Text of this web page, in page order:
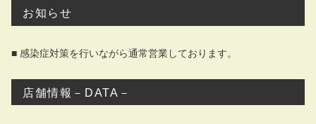
お知らせ
■ 感染症対策を行いながら通常営業しております。
店舗情報－DATA－